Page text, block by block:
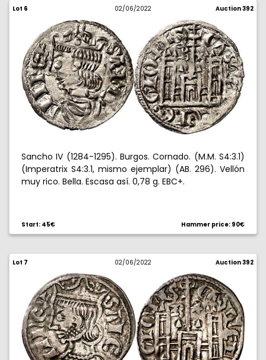
Lot 6 02/06/2022 Auction 392
Sancho IV (1284-1295). Burgos. Cornado. (M.M. S4:3.1)
(Imperatrix S4:3.1, mismo ejemplar) (AB. 296). Vellón
muy rico. Bella. Escasa así. 0,78 g. EBC+.
Start: 45€ Hammer price: 90€
Lot 7 02/06/2022 Auction 392